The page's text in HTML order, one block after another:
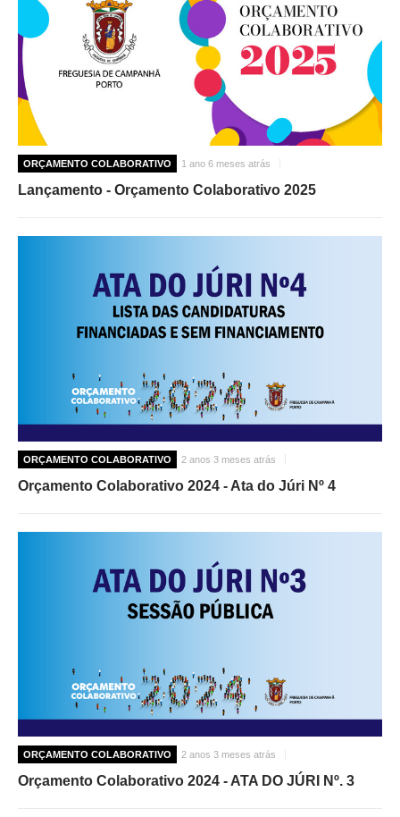
ORÇAMENTO COLABORATIVO 1 ano 6 meses atrás
Lançamento - Orçamento Colaborativo 2025
ORÇAMENTO COLABORATIVO 2 anos 3 meses atrás
Orçamento Colaborativo 2024 - Ata do Júri Nº 4
ORÇAMENTO COLABORATIVO 2 anos 3 meses atrás
Orçamento Colaborativo 2024 - ATA DO JÚRI Nº. 3